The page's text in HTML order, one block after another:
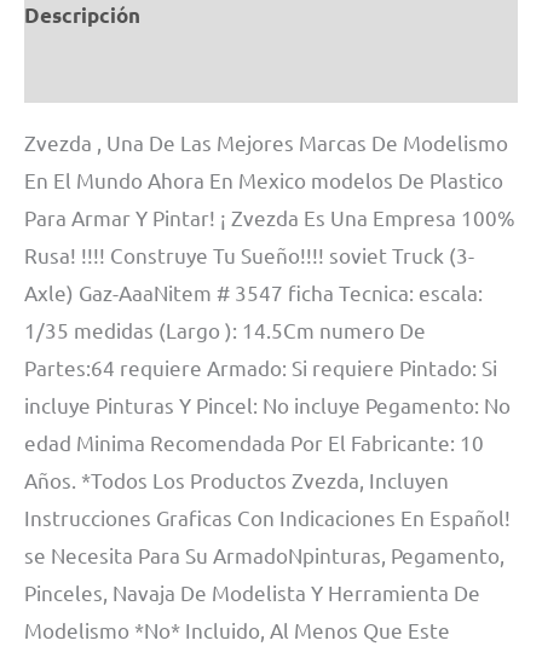
cantidad
Descripción
Zvezda , Una De Las Mejores Marcas De Modelismo
En El Mundo Ahora En Mexico modelos De Plastico
Para Armar Y Pintar! ¡ Zvezda Es Una Empresa 100%
Rusa! !!!! Construye Tu Sueño!!!! soviet Truck (3-
Axle) Gaz-AaaNitem # 3547 ficha Tecnica: escala:
1/35 medidas (Largo ): 14.5Cm numero De
Partes:64 requiere Armado: Si requiere Pintado: Si
incluye Pinturas Y Pincel: No incluye Pegamento: No
edad Minima Recomendada Por El Fabricante: 10
Años. *Todos Los Productos Zvezda, Incluyen
Instrucciones Graficas Con Indicaciones En Español!
se Necesita Para Su ArmadoNpinturas, Pegamento,
Pinceles, Navaja De Modelista Y Herramienta De
Modelismo *No* Incluido, Al Menos Que Este